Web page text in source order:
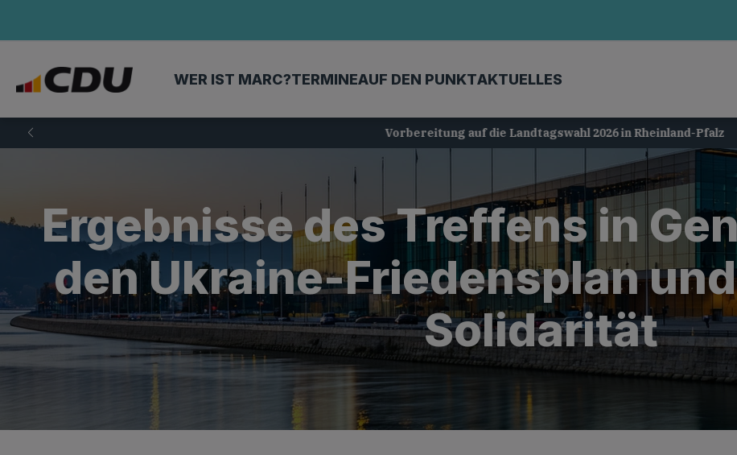
WER IST MARC?TERMINEAUF DEN PUNKTAKTUELLES
Vorbereitung auf die Landtagswahl 2026 in Rheinland-Pfalz
Ergebnisse des Treffens in
den Ukraine-Friedensplan
Solidarität